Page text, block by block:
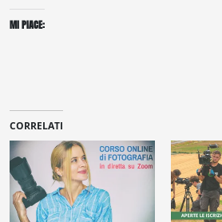
MI PIACE:
CORRELATI